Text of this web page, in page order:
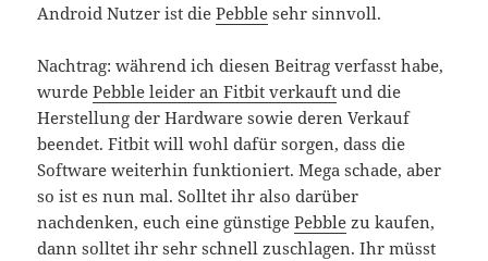
Android Nutzer ist diePebble sehr sinnvoll.
Nachtrag: während ich diesen Beitrag verfasst habe,
wurdePebble leider an Fitbit verkauft und die
Herstellung der Hardware sowie deren Verkauf
beendet. Fitbit will wohl dafür sorgen, dass die
Software weiterhin funktioniert. Mega schade, aber
so ist es nun mal. Solltet ihr also darüber
nachdenken, euch eine günstigePebble zu kaufen,
dann solltet ihr sehr schnell zuschlagen. Ihr müsst